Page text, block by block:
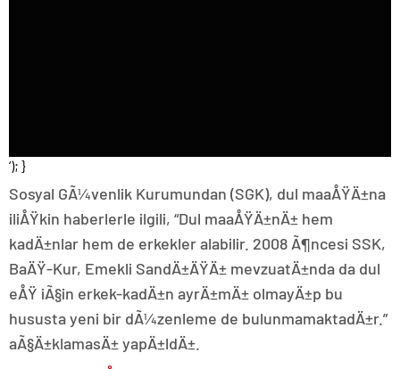
‘); }
Sosyal GÃ¼venlik Kurumundan (SGK), dul maaÅŸÄ±na
iliÅŸkin haberlerle ilgili, “Dul maaÅŸÄ±nÄ± hem
kadÄ±nlar hem de erkekler alabilir. 2008 Ã¶ncesi SSK,
BaÄŸ-Kur, Emekli SandÄ±ÄŸÄ± mevzuatÄ±nda da dul
eÅŸ iÃ§in erkek-kadÄ±n ayrÄ±mÄ± olmayÄ±p bu
hususta yeni bir dÃ¼zenleme de bulunmamaktadÄ±r.”
aÃ§Ä±klamasÄ± yapÄ±ldÄ±.